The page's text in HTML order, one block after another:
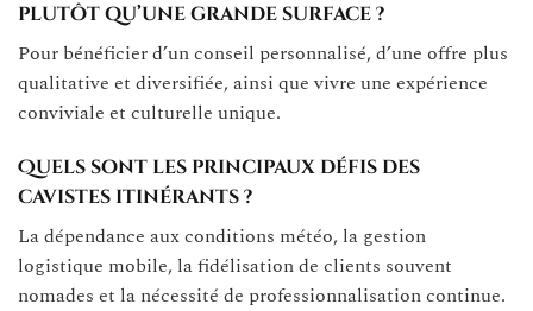
plutôt qu’une grande surface ?
Pour bénéficier d’un conseil personnalisé, d’une offre plus
qualitative et diversifiée, ainsi que vivre une expérience
conviviale et culturelle unique.
Quels sont les principaux défis des
cavistes itinérants ?
La dépendance aux conditions météo, la gestion
logistique mobile, la fidélisation de clients souvent
nomades et la nécessité de professionnalisation continue.